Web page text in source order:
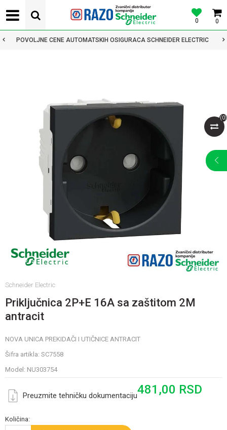
0
0
POVOLJNE CENE AUTOMATSKIH OSIGURACA SCHNEIDER ELECTRIC
(0)
Schneider Electric
Priključnica 2P+E 16A sa zaštitom 2M
antracit
NOVA UNICA PREKIDAČI I UTIČNICE ANTRACIT
Šifra artikla: SC7558
Model: NU303754
Preuzmite tehničku dokumentaciju481,00 RSD
Količina: